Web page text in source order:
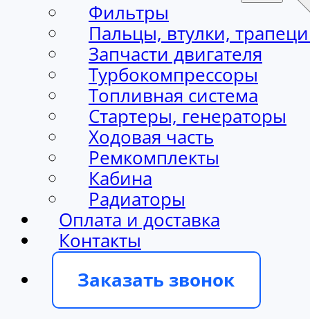
Фильтры
Пальцы, втулки,
Запчасти двигателя
Турбокомпрессоры
Топливная система
Стартеры, генераторы
Ходовая часть
Ремкомплекты
Кабина
Радиаторы
Оплата и доставка
Контакты
Заказать звонок